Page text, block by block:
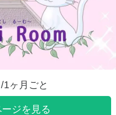
/1ヶ月ごと
ジを見る